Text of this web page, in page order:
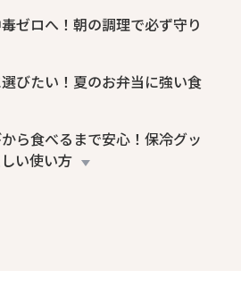
ゼロへ！朝の調理で必ず守り
選びたい！夏のお弁当に強い食
ら食べるまで安心！保冷グッ
い使い方